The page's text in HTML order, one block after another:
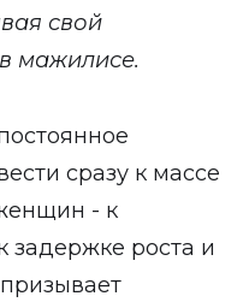
свой
мажилисе.
сразу к массе
- к
задержке роста и